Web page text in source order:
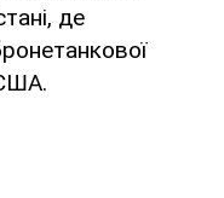
де
США.